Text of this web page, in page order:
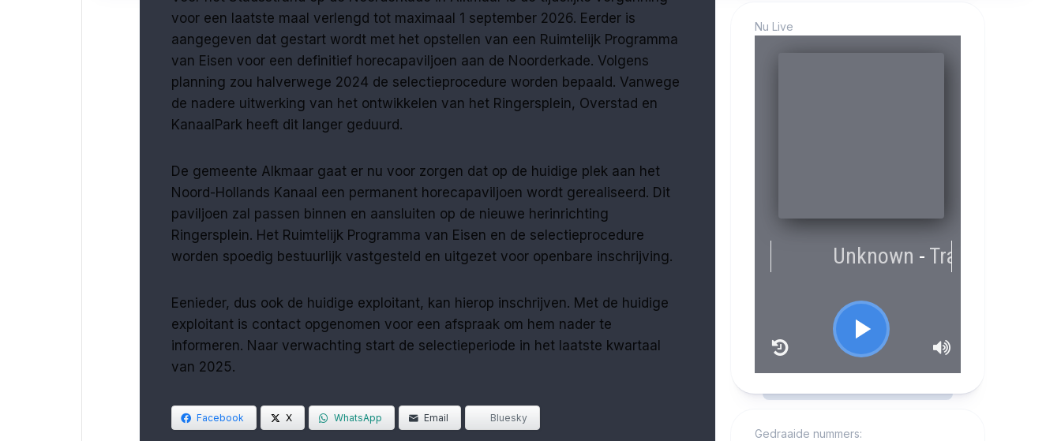
voor een laatste maal verlengd tot maximaal 1 september 2026. Eerder is
aangegeven dat gestart wordt met het opstellen van een Ruimtelijk Programma
van Eisen voor een definitief horecapaviljoen aan de Noorderkade. Volgens
planning zou halverwege 2024 de selectieprocedure worden bepaald. Vanwege
de nadere uitwerking van het ontwikkelen van het Ringersplein, Overstad en
KanaalPark heeft dit langer geduurd.
De gemeente Alkmaar gaat er nu voor zorgen dat op de huidige plek aan het
Noord-Hollands Kanaal een permanent horecapaviljoen wordt gerealiseerd. Dit
paviljoen zal passen binnen en aansluiten op de nieuwe herinrichting
Ringersplein. Het Ruimtelijk Programma van Eisen en de selectieprocedure
worden spoedig bestuurlijk vastgesteld en uitgezet voor openbare inschrijving.
Eenieder, dus ook de huidige exploitant, kan hierop inschrijven. Met de huidige
exploitant is contact opgenomen voor een afspraak om hem nader te
informeren. Naar verwachting start de selectieperiode in het laatste kwartaal
van 2025.
Facebook X WhatsApp Email Bluesky
Nu Live
Gedraaide nummers: